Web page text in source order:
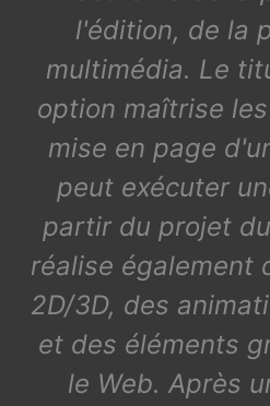
l'édition, de la
multimédia. Le
option maîtrise
mise en page
peut exécuter
partir du projet
réalise également
2D/3D, des
et des éléments
le Web. Après